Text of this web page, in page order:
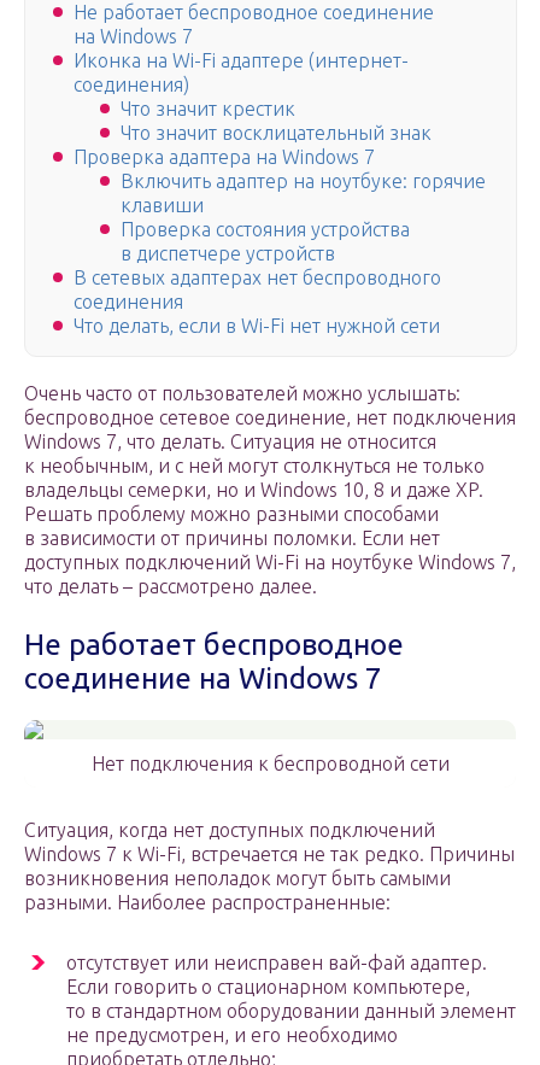
Не работает беспроводное соединение
на Windows 7
Иконка на Wi-Fi адаптере (интернет-
соединения)
Что значит крестик
Что значит восклицательный знак
Проверка адаптера на Windows 7
Включить адаптер на ноутбуке: горячие
клавиши
Проверка состояния устройства
в диспетчере устройств
В сетевых адаптерах нет беспроводного
соединения
Что делать, если в Wi-Fi нет нужной сети
Очень часто от пользователей можно услышать:
беспроводное сетевое соединение, нет подключения
Windows 7, что делать. Ситуация не относится
к необычным, и с ней могут столкнуться не только
владельцы семерки, но и Windows 10, 8 и даже XP.
Решать проблему можно разными способами
в зависимости от причины поломки. Если нет
доступных подключений Wi-Fi на ноутбуке Windows 7,
что делать – рассмотрено далее.
Не работает беспроводное
соединение на Windows 7
Нет подключения к беспроводной сети
Ситуация, когда нет доступных подключений
Windows 7 к Wi-Fi, встречается не так редко. Причины
возникновения неполадок могут быть самыми
разными. Наиболее распространенные:
отсутствует или неисправен вай-фай адаптер.
Если говорить о стационарном компьютере,
то в стандартном оборудовании данный элемент
не предусмотрен, и его необходимо
приобретать отдельно;